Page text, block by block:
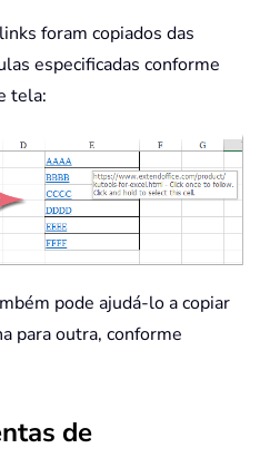
foram copiados das
especificadas conforme
tela:
pode ajudá-lo a copiar
para outra, conforme
de